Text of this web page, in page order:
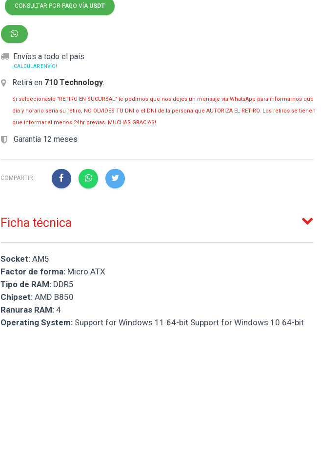
CONSULTAR POR PAGO VÍA USDT
Envíos a todo el país
¡CALCULAR ENVÍO!
Retirá en 710 Technology.
Si seleccionaste "RETIRO EN SUCURSAL" te pedimos que nos dejes un mensaje vía WhatsApp para informarnos que
día y horario seria su retiro, NO OLVIDES TU DNI o el DNI de la persona que AUTORIZA EL RETIRO. Los retiros se tienen
que informar al menos 24hr previas. MUCHAS GRACIAS!
Garantía 12 meses
COMPARTIR:
Ficha técnica
Socket: AM5
Factor de forma: Micro ATX
Tipo de RAM: DDR5
Chipset: AMD B850
Ranuras RAM: 4
Operating System: Support for Windows 11 64-bit Support for Windows 10 64-bit